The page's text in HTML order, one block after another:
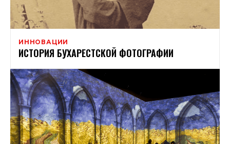
ИННОВАЦИИ
ИСТОРИЯ БУХАРЕСТСКОЙ ФОТОГРАФИИ